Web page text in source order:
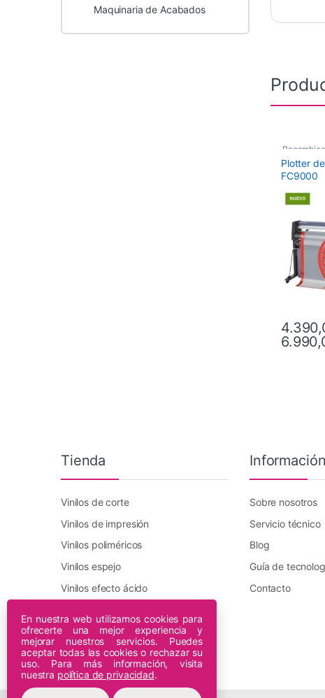
Plotter
FC9000
Este
Maquinaria de Acabados
Tienda
Vinilos de corte
Vinilos de impresión
Vinilos poliméricos
Vinilos espejo
Vinilos efecto ácido
Plotters DTF Innuro
Plotters de impresión
Información
Sobre nosotros
Servicio técnico
Blog
Guía de
Contacto
En nuestra web utilizamos cookies para
ofrecerte una mejor experiencia y
mejorar nuestros servicios. Puedes
aceptar todas las cookies o rechazar su
uso. Para más información, visita
nuestra política de privacidad.